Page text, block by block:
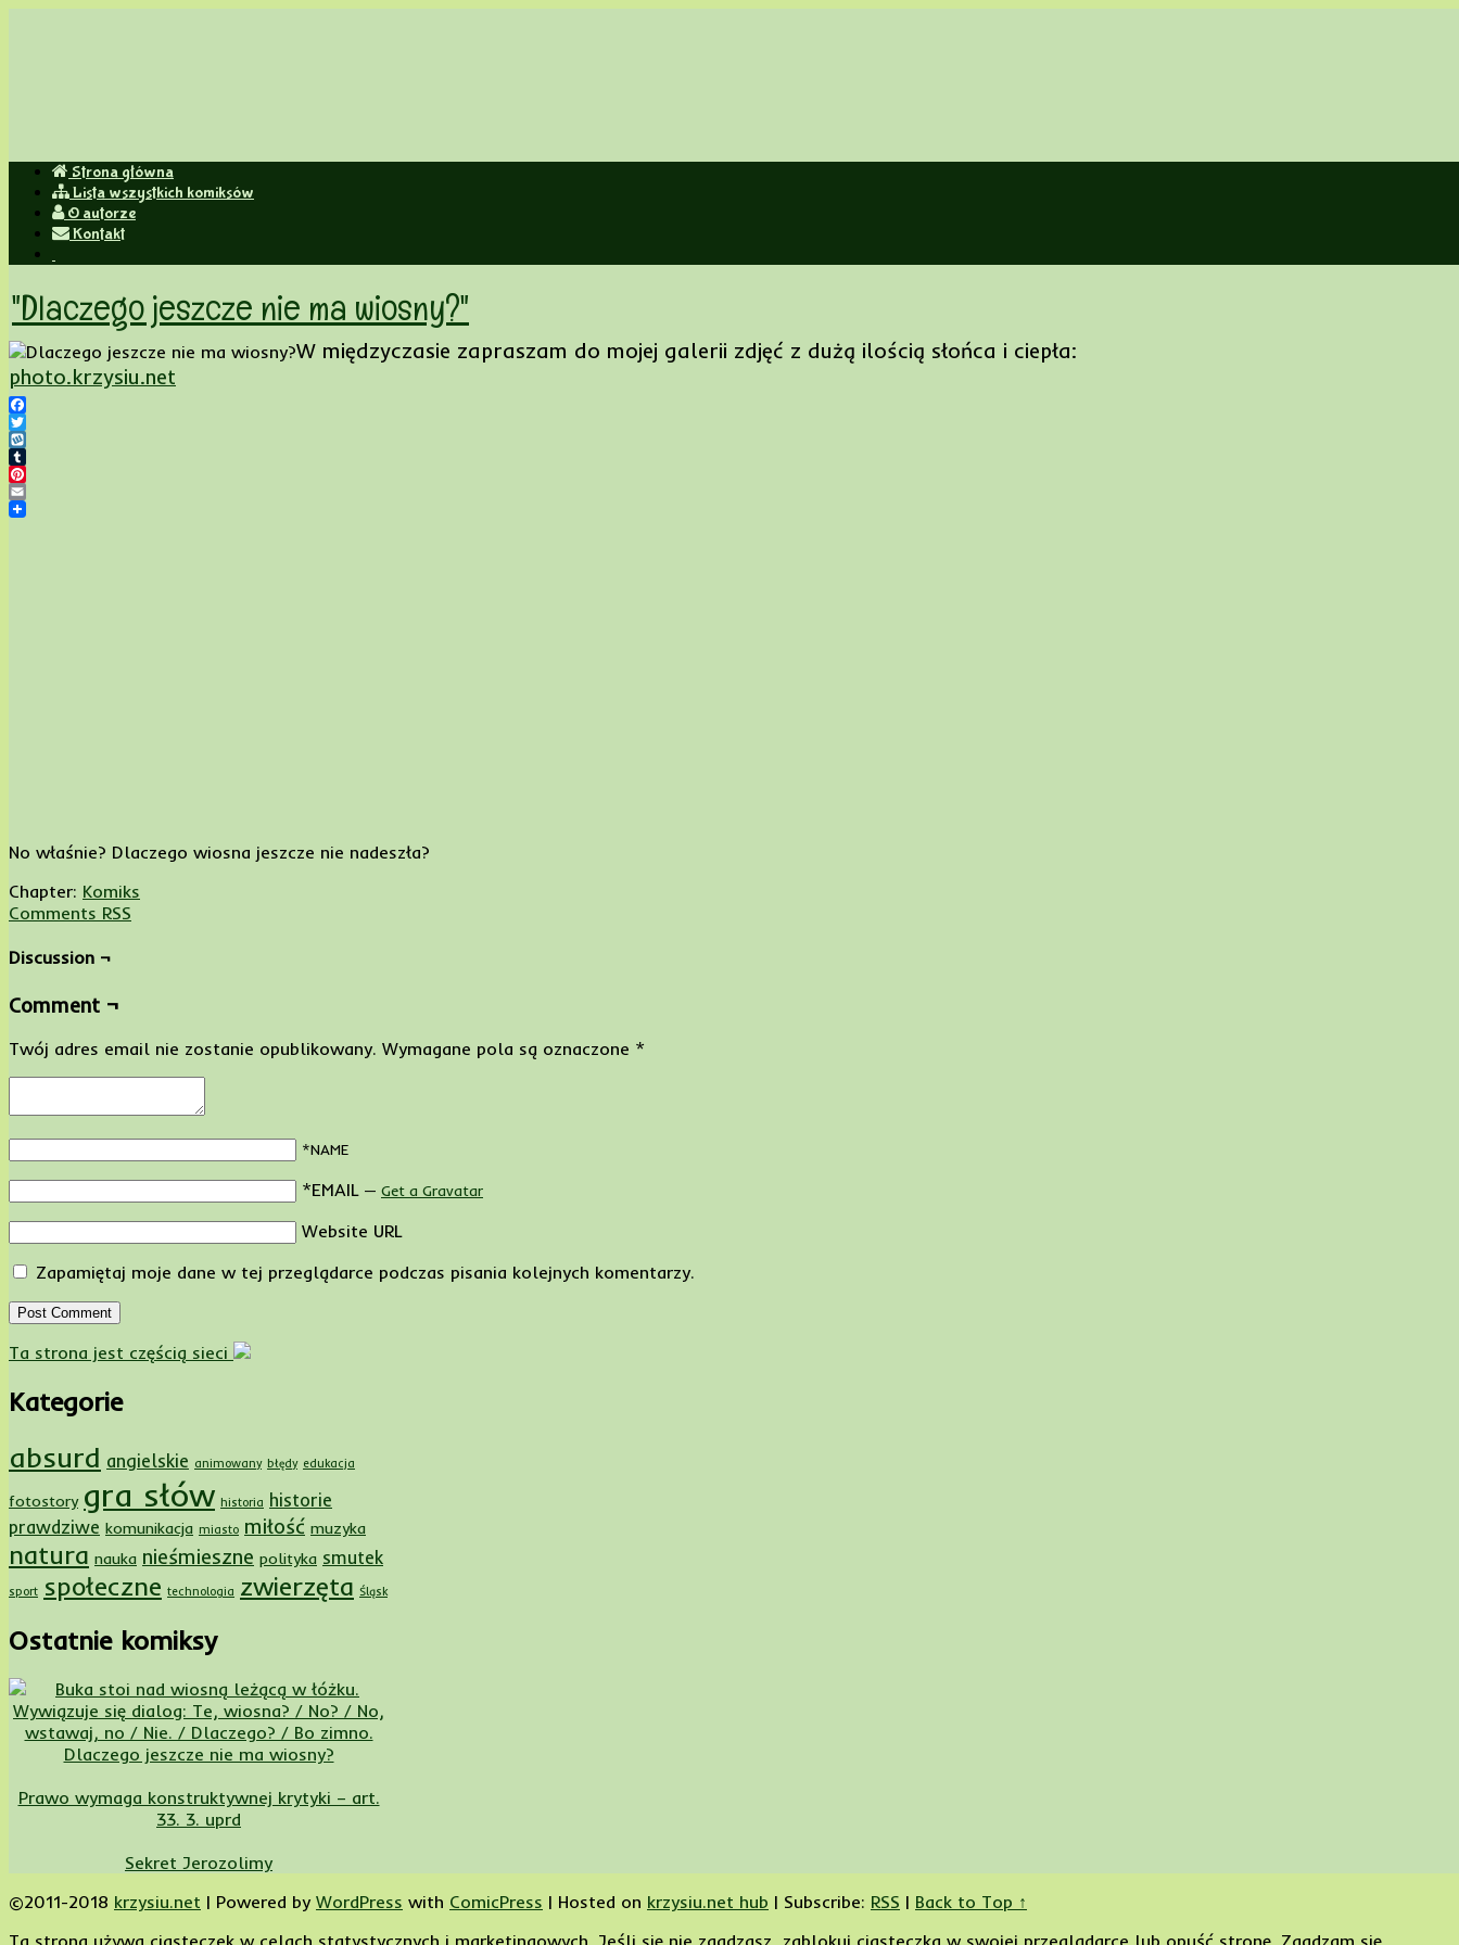
jeśli nie wiesz czy powiedzieć hehe czy haha, powiedz heha
Strona główna
Lista wszystkich komiksów
O autorze
Kontakt
"Dlaczego jeszcze nie ma wiosny?"
W międzyczasie zapraszam do mojej galerii zdjęć z dużą ilością słońca i ciepła:
photo.krzysiu.net
Facebook
Twitter
Wykop
Tumblr
Pinterest
Email
No właśnie? Dlaczego wiosna jeszcze nie nadeszła?
Chapter: Komiks
Comments RSS
Discussion ¬
Comment ¬
Twój adres email nie zostanie opublikowany. Wymagane pola są oznaczone *
*NAME
*EMAIL — Get a Gravatar
Website URL
Zapamiętaj moje dane w tej przeglądarce podczas pisania kolejnych komentarzy.
Ta strona jest częścią sieci
Kategorie
absurd angielskie animowany błędy edukacja
fotostory gra słów historia historie
prawdziwe komunikacja miasto miłość muzyka
natura nauka nieśmieszne polityka smutek
sport społeczne technologia zwierzęta Śląsk
Ostatnie komiksy
Dlaczego jeszcze nie ma wiosny?
Prawo wymaga konstruktywnej krytyki – art.
33. 3. uprd
Sekret Jerozolimy
©2011-2018 krzysiu.net | Powered by WordPress with ComicPress | Hosted on krzysiu.net hub | Subscribe: RSS | Back to Top ↑
Ta strona używa ciasteczek w celach statystycznych i marketingowych. Jeśli się nie zgadzasz, zablokuj ciasteczka w swojej przeglądarce lub opuść stronę. Zgadzam się